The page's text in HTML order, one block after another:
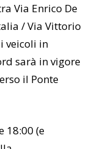
Via Enrico De
/ Via Vittorio
veicoli in
sarà in vigore
il Ponte
18:00 (e